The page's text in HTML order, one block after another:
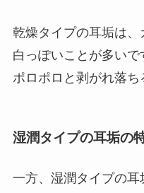
乾燥タイプの耳垢は
白っぽいことが多いで
ポロポロと剥がれ落ち
湿潤タイプの耳垢の
一方、湿潤タイプの